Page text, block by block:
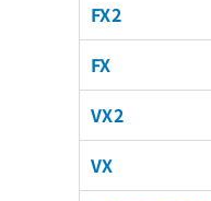
FX2
FX
VX2
VX